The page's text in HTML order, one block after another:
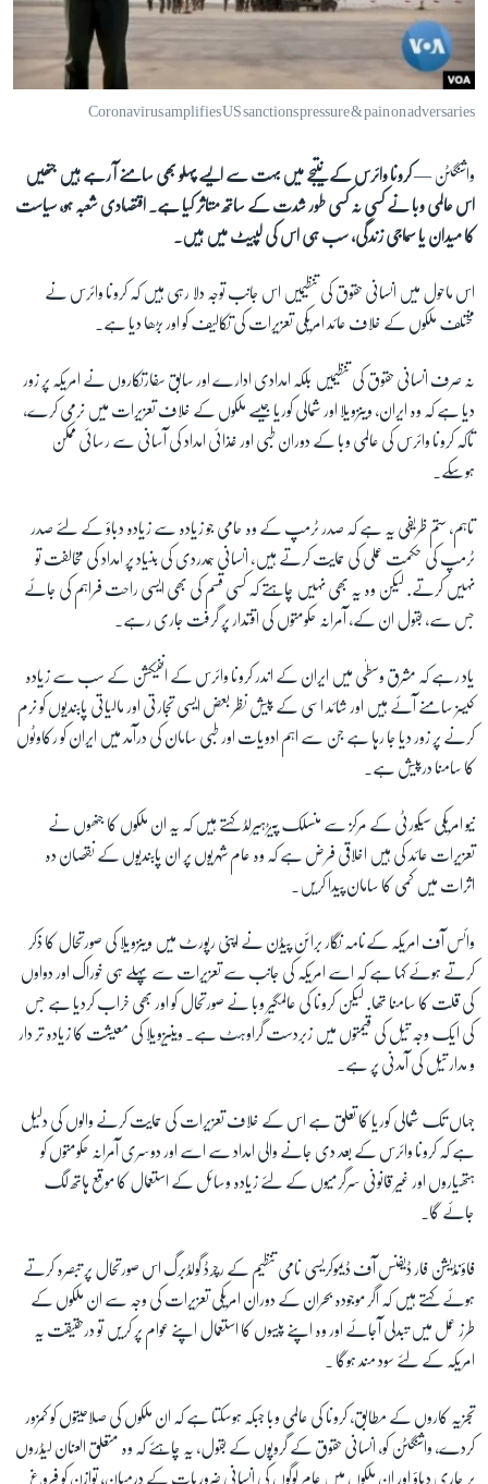
آزادیٔ صحافت
دلچسپ و عجیب
ویڈیوز
اسپیشل کوریج
اداریہ
Learning English
FOLLOW US
زبان
Coronavirus amplifies US sanctions pressure & pain on adversaries
واشنگٹن —کرونا وائرس کے نتیجے میں بہت سے ایسے پہلو بھی سامنے آ رہے ہیں جنھیں
اس عالمی وبا نے کسی نہ کسی طور شدت کے ساتھ متاثر کیا ہے۔ اقتصادی شعبہ ہو، سیاست
کا میدان یا سماجی زندگی، سب ہی اس کی لپیٹ میں ہیں۔
اس ماحول میں انسانی حقوق کی تنظیمیں اس جانب توجہ دلا رہی ہیں کہ کرونا وائرس نے
مختلف ملکوں کے خلاف عائد امریکی تعزیرات کی تکالیف کو اور بڑھا دیا ہے۔
نہ صرف انسانی حقوق کی تنظیمیں بلکہ امدادی ادارے اور سابق سفارتکاروں نے امریکہ پر زور
دیا ہے کہ وہ ایران، وینزویلا اور شمالی کوریا جیسے ملکوں کے خلاف تعزیرات میں نرمی کرے،
تاکہ کرونا وائرس کی عالمی وبا کے دوران طبی اور غذائی امداد کی آسانی سے رسائی ممکن
ہوسکے۔
تاہم، ستم ظریفی یہ ہے کہ صدر ٹرمپ کے وہ حامی جو زیادہ سے زیادہ دباؤ کے لئے صدر
ٹرمپ کی حکمت عملی کی حمایت کرتے ہیں، انسانی ہمدردی کی بنیاد پر امداد کی مخالفت تو
نہیں کرتے. لیکن وہ یہ بھی نہیں چاہتے کہ کسی قسم کی بھی ایسی راحت فراہم کی جائے
جس سے، بقول ان کے، آمرانہ حکومتوں کی اقتدار پر گرفت جاری رہے۔
یاد رہے کہ مشرق وسطٰی میں ایران کے اندر کرونا وائرس کے انفیکشن کے سب سے زیادہ
کیسز سامنے آئے ہیں اور شائد اسی کے پیش نظر بعض ایسی تجارتی اور مالیاتی پابندیوں کو نرم
کرنے پر زور دیا جا رہا ہے جن سے اہم ادویات اور طبی سامان کی درآمد میں ایران کو رکاوٹوں
کا سامنا درپیش ہے۔
نیو امریکی سیکورٹی کے مرکز سے منسلک پیڑہیرلڈ کہتے ہیں کہ یہ ان ملکوں کا جنھوں نے
تعزیرات عائد کی ہیں اخلاقی فرض ہے کہ وہ عام شہریوں پر ان پابندیوں کے نقصان دہ
اثرات میں کمی کا سامان پیدا کریں۔
وائس آف امریکہ کےنامہ نگار برائن پیڈن نے اپنی رپورٹ میں وینزویلا کی صورتحال کا ذکر
کرتے ہوئے کہا ہے کہ اسے امریکہ کی جانب سے تعزیرات سے پہلے ہی خوراک اور دواوں
کی قلت کا سامنا تھا. لیکن کرونا کی عالمگیر وبا نے صورتحال کو اور بھی خراب کردیا ہے جس
کی ایک وجہ تیل کی قیمتوں میں زبردست گراوہٹ ہے۔ وینیزویلا کی معیشت کا زیادہ تر دار
و مدار تیل کی آمدنی پر ہے۔
جہاں تک شمالی کوریا کا تعلق ہے اس کے خلاف تعزیرات کی حمایت کرنے والوں کی دلیل
ہے کہ کرونا وائرس کے بعد دی جانے والی امداد سے اسے اور دوسری آمرانہ حکومتوں کو
ہتھیاروں اور غیر قانونی سرگرمیوں کے لئے زیادہ وسائل کے استعمال کا موقع ہاتھ لگ
جائے گا۔
فاؤنڈیشن فار ڈیفنس آف ڈیموکریسی نامی تنظیم کے رچرڈ گولڈبرگ اس صورتحال پر تبصرہ کرتے
ہوئے کہتے ہیں کہ اگر موجودہ بحران کے دوران امریکی تعزیرات کی وجہ سے ان ملکوں کے
طرز عمل میں تبدلی آجائے اور وہ اپنے پیسوں کا استعمال اپنے عوام پر کریں تو درحقیقت یہ
امریکہ کے لئے سود مند ہوگا ۔
تجزیہ کاروں کے مطابق، کرونا کی عالمی وبا جبکہ ہوسکتا ہے کہ ان ملکوں کی صلاحیتوں کو کمزور
کردے، واشنگٹن کو، انسانی حقوق کے گروپوں کے بقول، یہ چاہئے کہ وہ متعلق العنان لیڈروں
پر جاری دباؤ اور ان ملکوں میں عام لوگوں کی انسانی ضروریات کے درمیان، توازن کو فروغ